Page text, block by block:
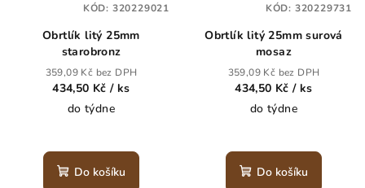
Obrtlík litý 25mm
starobronz
359,09 Kč bez DPH
434,50 Kč/ ks
do týdne
Do košíku
KÓD: 320229021
Obrtlík litý 25mm surová
mosaz
359,09 Kč bez DPH
434,50 Kč/ ks
do týdne
Do košíku
KÓD: 320229731